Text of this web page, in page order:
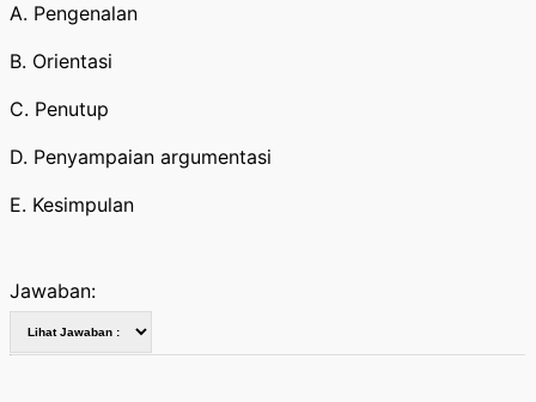
A. Pengenalan
B. Orientasi
C. Penutup
D. Penyampaian argumentasi
E. Kesimpulan
Jawaban: